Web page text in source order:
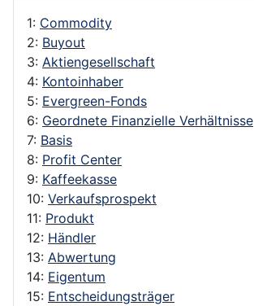
1: Commodity
2: Buyout
3: Aktiengesellschaft
4: Kontoinhaber
5: Evergreen-Fonds
6: Geordnete Finanzielle Verhältnisse
7: Basis
8: Profit Center
9: Kaffeekasse
10: Verkaufsprospekt
11: Produkt
12: Händler
13: Abwertung
14: Eigentum
15: Entscheidungsträger